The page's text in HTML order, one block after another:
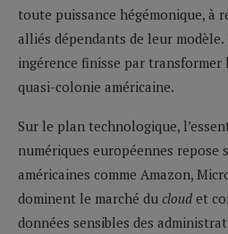
toute puissance hégémonique, à
alliés dépendants de leur modèle.
ingérence finisse par
quasi-colonie américaine.
Sur le plan technologique,
numériques européennes repose
américaines comme Amazon,
dominent le marché du cloud et
données sensibles des